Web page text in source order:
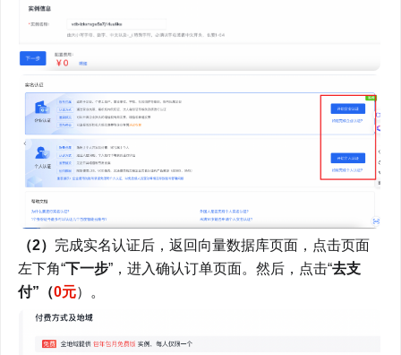
（2） 完成实名认证后，返回向量数据库页面，点击页面
左下角“下一步”，进入确认订单页面。然后，点击“去支
付”（0元）。